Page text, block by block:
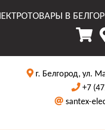
В
г. Белгород, ул.
+7
santex-